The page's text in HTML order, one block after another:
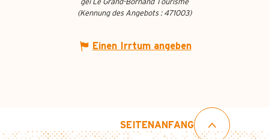
gei Le Grand-Bornand Tourisme
(Kennung des Angebots : 471003)
Einen Irrtum angeben
SEITENANFANG